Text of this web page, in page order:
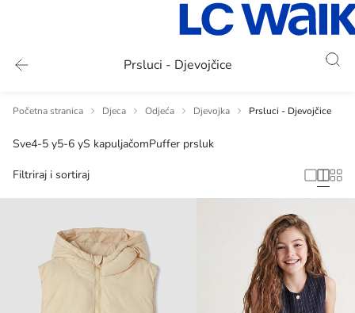
Prsluci - Djevojčice
Početna stranica Djeca Odjeća Djevojka Prsluci - Djevojčice
Sve4-5 y5-6 yS kapuljačomPuffer prsluk
Filtriraj i sortiraj